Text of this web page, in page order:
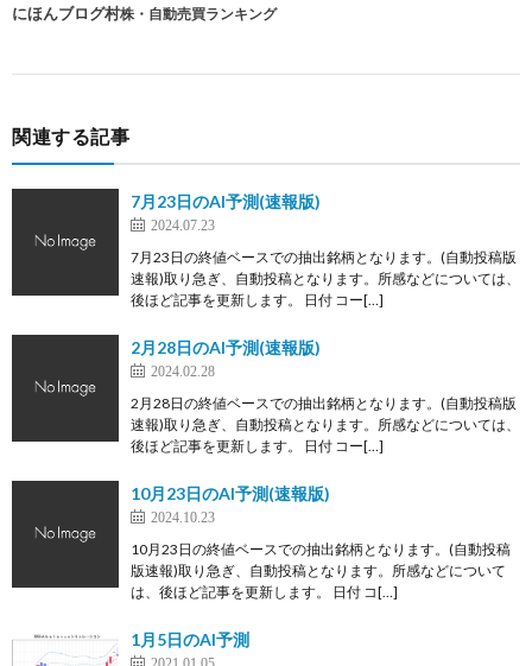
にほんブログ村株・自動売買ランキング
関連する記事
7月23日のAI予測(速報版)
2024.07.23
7月23日の終値ベースでの抽出銘柄となります。(自動投稿版
速報)取り急ぎ、自動投稿となります。所感などについては、
後ほど記事を更新します。 日付 コー[…]
2月28日のAI予測(速報版)
2024.02.28
2月28日の終値ベースでの抽出銘柄となります。(自動投稿版
速報)取り急ぎ、自動投稿となります。所感などについては、
後ほど記事を更新します。 日付 コー[…]
10月23日のAI予測(速報版)
2024.10.23
10月23日の終値ベースでの抽出銘柄となります。(自動投稿
版速報)取り急ぎ、自動投稿となります。所感などについて
は、後ほど記事を更新します。 日付 コ[…]
1月5日のAI予測
2021.01.05